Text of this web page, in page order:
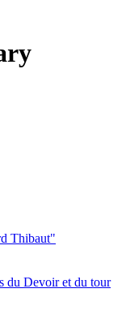
Thibaut"
du Devoir et du tour